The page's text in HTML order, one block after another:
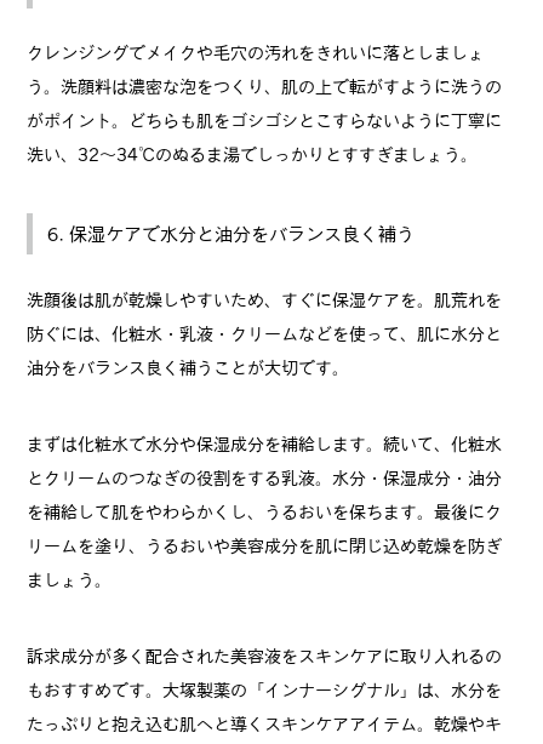
クレンジングでメイクや毛穴の汚れをきれいに落としましょ
う。洗顔料は濃密な泡をつくり、肌の上で転がすように洗うの
がポイント。どちらも肌をゴシゴシとこすらないように丁寧に
洗い、32～34℃のぬるま湯でしっかりとすすぎましょう。
6. 保湿ケアで水分と油分をバランス良く補う
洗顔後は肌が乾燥しやすいため、すぐに保湿ケアを。肌荒れを
防ぐには、化粧水・乳液・クリームなどを使って、肌に水分と
油分をバランス良く補うことが大切です。
まずは化粧水で水分や保湿成分を補給します。続いて、化粧水
とクリームのつなぎの役割をする乳液。水分・保湿成分・油分
を補給して肌をやわらかくし、うるおいを保ちます。最後にク
リームを塗り、うるおいや美容成分を肌に閉じ込め乾燥を防ぎ
ましょう。
訴求成分が多く配合された美容液をスキンケアに取り入れるの
もおすすめです。大塚製薬の「インナーシグナル」は、水分を
たっぷりと抱え込む肌へと導くスキンケアアイテム。乾燥やキ